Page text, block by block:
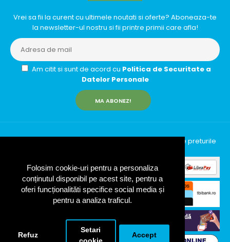
Folosim cookie-uri pentru a personaliza
conținutul disponibil pe acest site, pentru a
oferi funcționalităti specifice social media și
pentru a analiza traficul.
Refuz
Setari
Accept
Vrei sa fii la curent cu ultimele noutati si oferte? Aboneaza-te
la newsletter-ul nostru si fii printre primii care afla!
Am citit si sunt de acord cu Politica de Securitate a
Datelor Personale
MA ABONEZ!
InfinityRun © 2026 Toate drepturile rezervate | Toate preturile